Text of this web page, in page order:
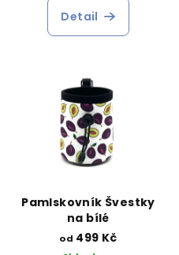
Detail
Pamlskovník Švestky
na bílé
od 499 Kč